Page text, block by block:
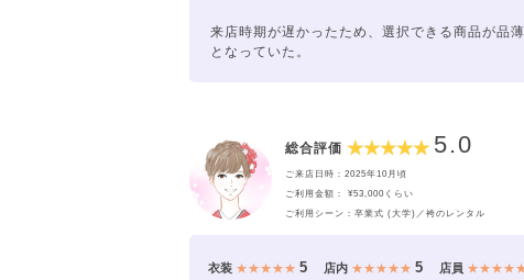
来店時期が遅かったため、選択できる商品が品薄
となっていた。
総合評価 5.0
ご来店日時：2025年10月頃
ご利用金額： ¥53,000くらい
ご利用シーン：卒業式 (大学)／袴のレンタル
衣装 ★★★★★5 店内 ★★★★★ 5 店員